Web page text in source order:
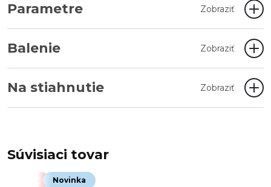
Parametre Zobraziť
Balenie Zobraziť
Na stiahnutie Zobraziť
Súvisiaci tovar
Novinka